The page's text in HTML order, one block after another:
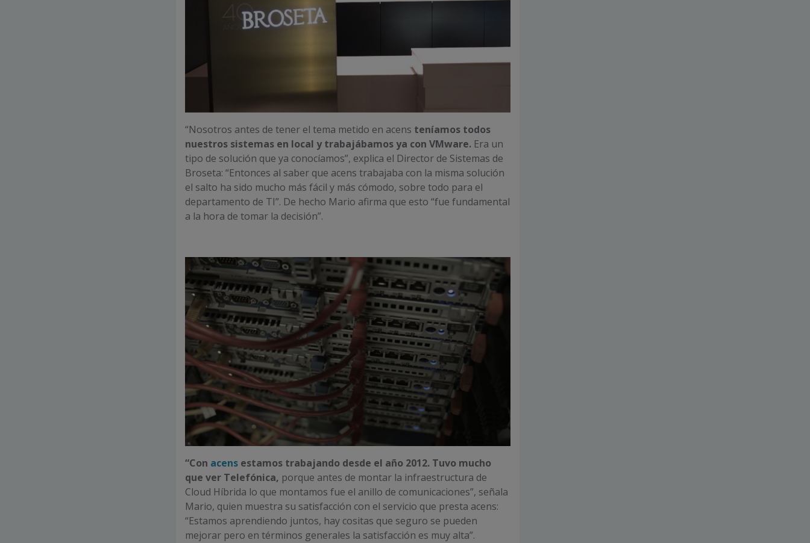
“Nosotros antes de tener el tema metido en acens teníamos todos
nuestros sistemas en local y trabajábamos ya con VMware. Era un
tipo de solución que ya conocíamos”, explica el Director de Sistemas de
Broseta: “Entonces al saber que acens trabajaba con la misma solución
el salto ha sido mucho más fácil y más cómodo, sobre todo para el
departamento de TI”. De hecho Mario afirma que esto “fue fundamental
a la hora de tomar la decisión”.
“Con acens estamos trabajando desde el año 2012. Tuvo mucho
que ver Telefónica, porque antes de montar la infraestructura de
Cloud Híbrida lo que montamos fue el anillo de comunicaciones”, señala
Mario, quien muestra su satisfacción con el servicio que presta acens:
“Estamos aprendiendo juntos, hay cositas que seguro se pueden
mejorar pero en términos generales la satisfacción es muy alta”.